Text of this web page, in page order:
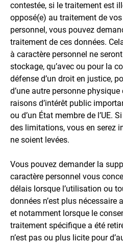
contestée, si le traitement est
opposé(e) au traitement de
personnel, vous pouvez
traitement de ces données.
à caractère personnel ne
stockage, qu’avec ou pour la
défense d’un droit en justice,
d’une autre personne
raisons d’intérêt public
ou d’un État membre de l’UE.
des limitations, vous en serez
ne soient levées.
Vous pouvez demander la
caractère personnel vous
délais lorsque l’utilisation ou
données n’est plus nécessaire
et notamment lorsque le
traitement spécifique a été
n’est pas ou plus licite pour